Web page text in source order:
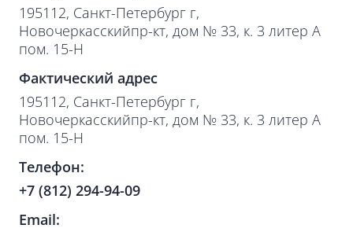
195112, Санкт-Петербург г,
Новочеркасскийпр-кт, дом № 33, к. 3 литер А
пом. 15-Н
Фактический адрес
195112, Санкт-Петербург г,
Новочеркасскийпр-кт, дом № 33, к. 3 литер А
пом. 15-Н
Телефон:
+7 (812) 294-94-09
Email: